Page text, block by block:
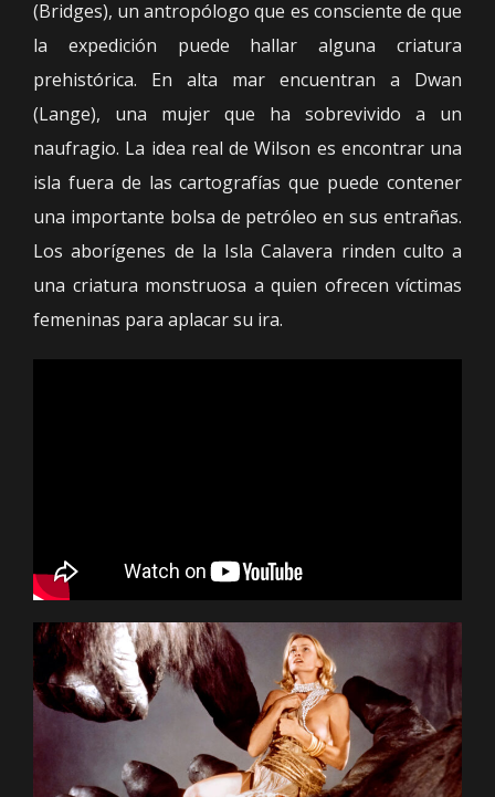
(Bridges), un antropólogo que es consciente de que
la expedición puede hallar alguna criatura
prehistórica. En alta mar encuentran a Dwan
(Lange), una mujer que ha sobrevivido a un
naufragio. La idea real de Wilson es encontrar una
isla fuera de las cartografías que puede contener
una importante bolsa de petróleo en sus entrañas.
Los aborígenes de la Isla Calavera rinden culto a
una criatura monstruosa a quien ofrecen víctimas
femeninas para aplacar su ira.